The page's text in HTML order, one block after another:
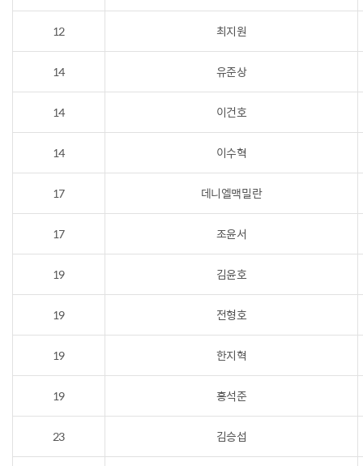
12 최지원
14 유준상
14 이건호
14 이수혁
17 데니엘맥밀란
17 조윤서
19 김윤호
19 전형호
19 한지혁
19 홍석준
23 김승섭